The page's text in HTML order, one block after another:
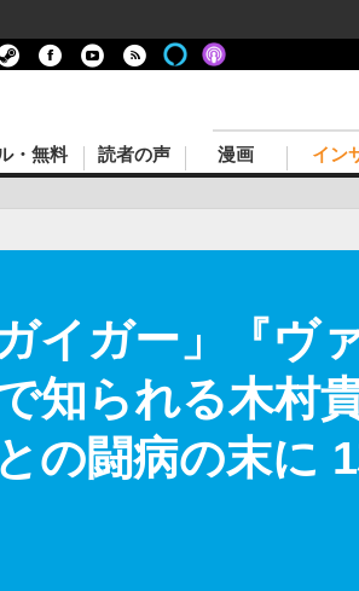
・無料 読者の声 漫画 イン
イガー」『ヴ
知られる木村
の闘病の末に